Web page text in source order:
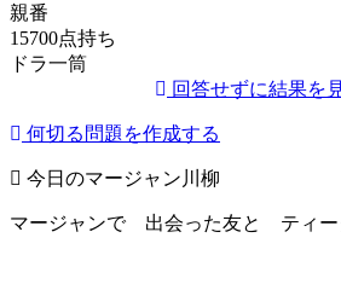
親番
15700点持ち
ドラ一筒
回答せずに結果を
何切る問題を作成する
今日のマージャン川柳
マージャンで 出会った友と ティー